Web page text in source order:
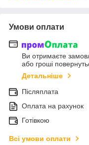
Умови оплати
Ви отримаєте
або гроші
Детальніше
Післяплата
Оплата на рахунок
Готівкою
Всі умови оплати